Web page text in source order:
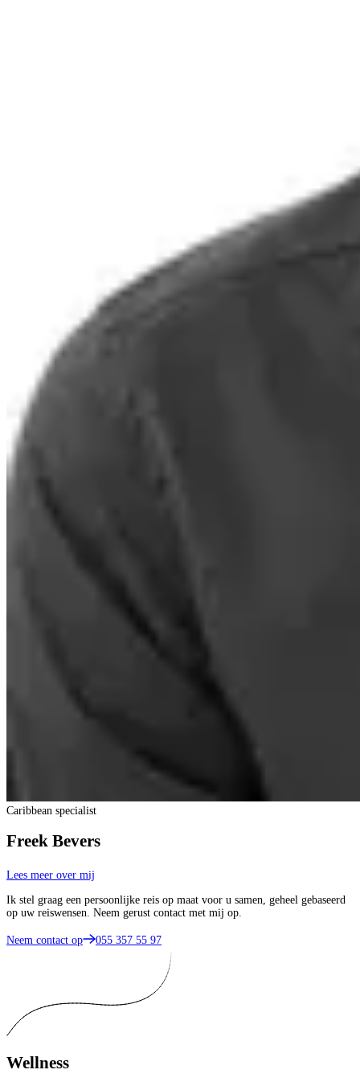
Caribbean specialist
Freek Bevers
Lees meer over mij
Ik stel graag een persoonlijke reis op maat voor u samen, geheel gebaseerd
op uw reiswensen. Neem gerust contact met mij op.
Neem contact op 055 357 55 97
Wellness